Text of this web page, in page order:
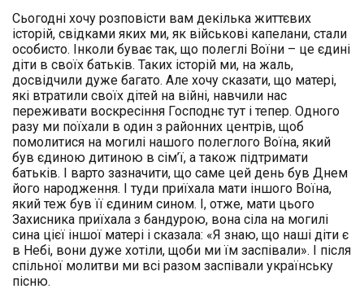
Сьогодні хочу розповісти вам декілька життєвих
історій, свідками яких ми, як військові капелани, стали
особисто. Інколи буває так, що полеглі Воїни – це єдині
діти в своїх батьків. Таких історій ми, на жаль,
досвідчили дуже багато. Але хочу сказати, що матері,
які втратили своїх дітей на війні, навчили нас
переживати воскресіння Господнє тут і тепер. Одного
разу ми поїхали в один з районних центрів, щоб
помолитися на могилі нашого полеглого Воїна, який
був єдиною дитиною в сім’ї, а також підтримати
батьків. І варто зазначити, що саме цей день був Днем
його народження. І туди приїхала мати іншого Воїна,
який теж був її єдиним сином. І, отже, мати цього
Захисника приїхала з бандурою, вона сіла на могилі
сина цієї іншої матері і сказала: «Я знаю, що наші діти є
в Небі, вони дуже хотіли, щоби ми їм заспівали». І після
спільної молитви ми всі разом заспівали українську
пісню.